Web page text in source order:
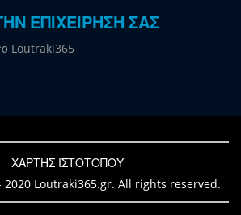
ΕΠΙΧΕΙΡΗΣΗ ΣΑΣ
Loutraki365
ΧΑΡΤΗΣ ΙΣΤΟΤΟΠΟΥ
Loutraki365.gr. All rights reserved.